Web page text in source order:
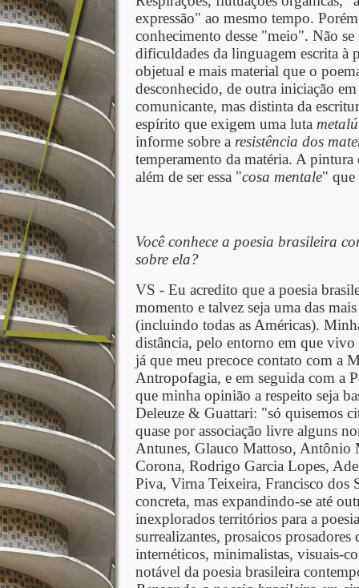
expressão" ao mesmo tempo.
conhecimento desse "meio". Não se
dificuldades da linguagem escrita à
objetual e mais material que o
desconhecido, de outra iniciação
comunicante, mas distinta da
espírito que exigem uma luta
informe sobre a resistência dos
temperamento da matéria. A pintura
além de ser essa "cosa mentale" que
Você conhece a poesia brasileira
sobre ela?
VS - Eu acredito que a poesia
momento e talvez seja uma das
(incluindo todas as Américas).
distância, pelo entorno em que vivo
já que meu precoce contato com a
Antropofagia, e em seguida com a
que minha opinião a respeito seja
Deleuze & Guattari: "só quisemos
quase por associação livre alguns
Antunes, Glauco Mattoso,
Corona, Rodrigo Garcia Lopes,
Piva, Virna Teixeira, Francisco dos
concreta, mas expandindo-se até
inexplorados territórios para a
surrealizantes, prosaicos prosadores
internéticos, minimalistas, visuais-
notável da poesia brasileira